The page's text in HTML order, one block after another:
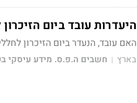
היעדרות עובד ביום
האם עובד, הנעדר ביום הזיכרון
בארץ | חשבים ה.פ.ס. מידע עיסקי